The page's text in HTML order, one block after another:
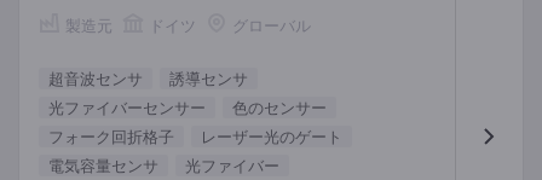
製造元 ドイツ グローバル
超音波センサ
誘導センサ
光ファイバーセンサー
色のセンサー
フォーク回折格子
レーザー光のゲート
電気容量センサ
光ファイバー